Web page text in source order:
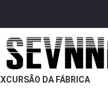
DA FÁBRICA